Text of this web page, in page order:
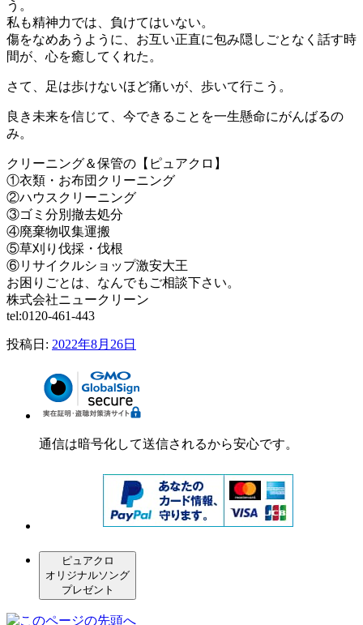
う。
私も精神力では、負けてはいない。
傷をなめあうように、お互い正直に包み隠しごとなく話す時
間が、心を癒してくれた。
さて、足は歩けないほど痛いが、歩いて行こう。
良き未来を信じて、今できることを一生懸命にがんばるの
み。
クリーニング＆保管の【ピュアクロ】
①衣類・お布団クリーニング
②ハウスクリーニング
③ゴミ分別撤去処分
④廃棄物収集運搬
⑤草刈り伐採・伐根
⑥リサイクルショップ激安大王
お困りごとは、なんでもご相談下さい。
株式会社ニュークリーン
tel:0120-461-443
投稿日: 2022年8月26日
通信は暗号化して送信されるから安心です。
ピュアクロ
オリジナルソング
プレゼント